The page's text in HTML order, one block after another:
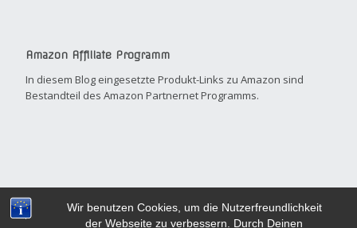
Wir benutzen Cookies, um die Nutzerfreundlichkeit
der Webseite zu verbessern. Durch Deinen
Amazon Affiliate Programm
In diesem Blog eingesetzte Produkt-Links zu Amazon sind
Bestandteil des Amazon Partnernet Programms.